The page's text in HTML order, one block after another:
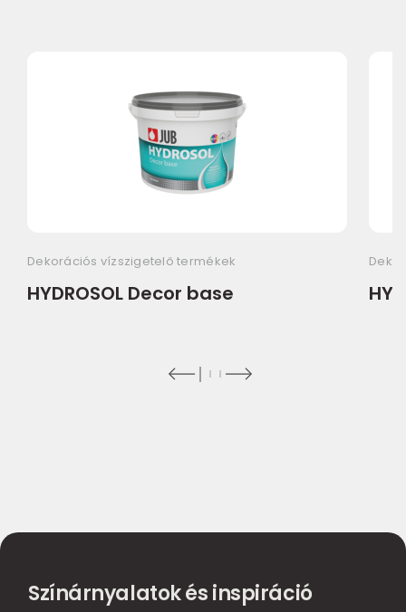
Dekorációs vízszigetelő termékek
HYDROSOL Decor base
Színárnyalatok és inspiráció